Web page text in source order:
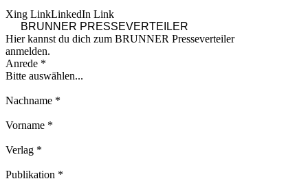
Xing LinkLinkedIn Link
BRUNNER PRESSEVERTEILER
Hier kannst du dich zum BRUNNER Presseverteiler
anmelden.
Anrede *
Nachname *
Vorname *
Verlag *
Publikation *